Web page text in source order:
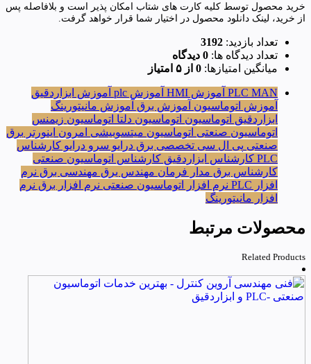
خرید محصول توسط کلیه کارت های شتاب امکان پذیر است و بلافاصله پس
از خرید، لینک دانلود محصول در اختیار شما قرار خواهد گرفت.
تعداد بازدید: 3192
تعداد دیدگاه ها: 0 دیدگاه
میانگین امتیازها: 0 از ۵ امتیاز
PLC MAN آموزش HMI آموزش plc
آموزش ابزاردقیق
آموزش اتوماسیون آموزش برق آموزش مانیتورینگ
ابزاردقیق اتوماسیون اتوماسیون دلتا اتوماسیون زیمنس
اتوماسیون صنعتی اتوماسیون میتسوبیشی امرون اینورتر برق
صنعتی پی ال سی تخصصی برق درایو سرو درایو کارشناس
PLC کارشناس ابزاردقیق کارشناس اتوماسیون صنعتی
کارشناس برق مدار فرمان مهندس یرق مهندسی برق نرم
افزار PLC
نرم افزار اتوماسیون صنعتی نرم افزار برق نرم
افزار مانیتورینگ
محصولات مرتبط
Related Products